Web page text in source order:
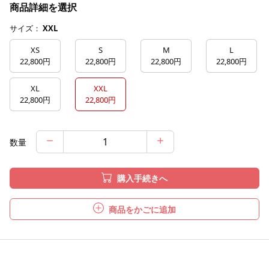
商品詳細を選択
サイズ： XXL
XS
22,800円
S
22,800円
M
22,800円
L
22,800円
XL
22,800円
XXL
22,800円
数量
購入手続きへ
商品をかごに追加